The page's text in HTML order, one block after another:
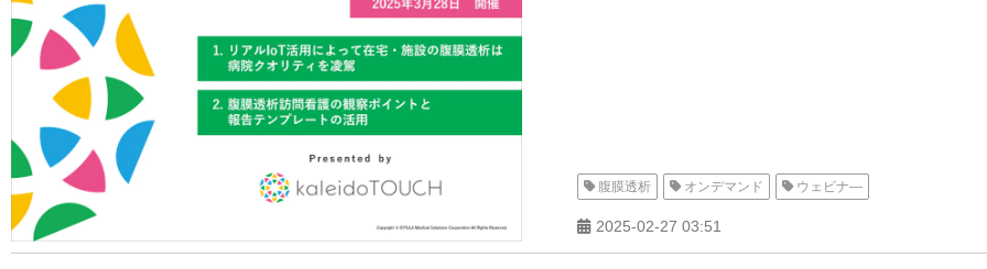
腹膜透析 オンデマンド ウェビナ―
2025-02-27 03:51